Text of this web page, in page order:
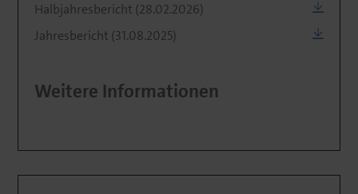
Halbjahresbericht (28.02.2026)
Jahresbericht (31.08.2025)
Weitere Informationen